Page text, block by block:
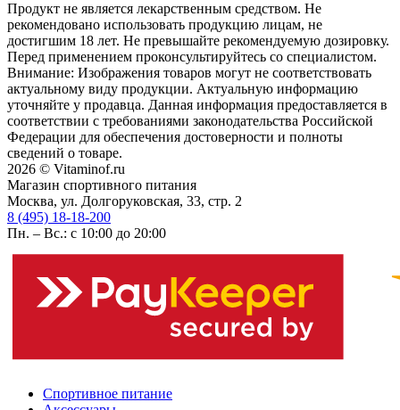
Продукт не является лекарственным средством. Не
рекомендовано использовать продукцию лицам, не
достигшим 18 лет. Не превышайте рекомендуемую дозировку.
Перед применением проконсультируйтесь со специалистом.
Внимание: Изображения товаров могут не соответствовать
актуальному виду продукции. Актуальную информацию
уточняйте у продавца. Данная информация предоставляется в
соответствии с требованиями законодательства Российской
Федерации для обеспечения достоверности и полноты
сведений о товаре.
2026 © Vitaminof.ru
Магазин спортивного питания
Москва, ул. Долгоруковская, 33, стр. 2
8 (495) 18-18-200
Пн. – Вс.: с 10:00 до 20:00
Спортивное питание